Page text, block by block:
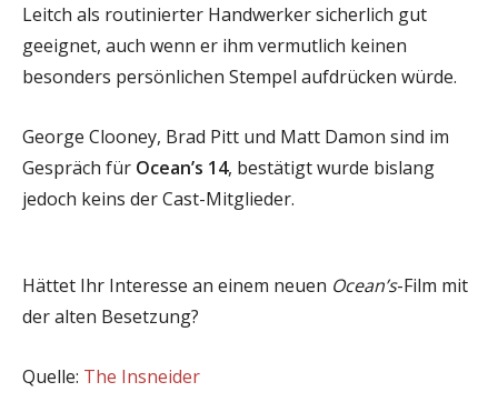
Leitch als routinierter Handwerker sicherlich gut
geeignet, auch wenn er ihm vermutlich keinen
besonders persönlichen Stempel aufdrücken würde.
George Clooney, Brad Pitt und Matt Damon sind im
Gespräch für Ocean’s 14, bestätigt wurde bislang
jedoch keins der Cast-Mitglieder.
Hättet Ihr Interesse an einem neuen Ocean’s-Film mit
der alten Besetzung?
Quelle: The Insneider